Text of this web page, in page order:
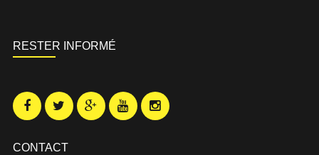
RESTER INFORMÉ
CONTACT